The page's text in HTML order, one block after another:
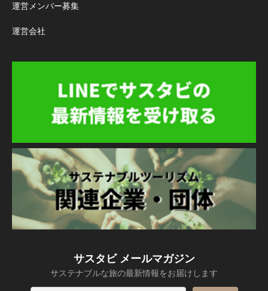
運営メンバー募集
運営会社
サスタビ メールマガジン
サステナブルな旅の最新情報をお届けします